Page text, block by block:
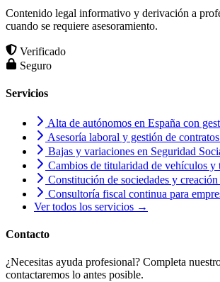
Contenido legal informativo y derivación a
cuando se requiere asesoramiento.
Verificado
Seguro
Servicios
Alta de autónomos en España con
Asesoría laboral y gestión de
Bajas y variaciones en Seguridad
Cambios de titularidad de vehículos
Constitución de sociedades y creación
Consultoría fiscal continua para
Ver todos los servicios →
Contacto
¿Necesitas ayuda profesional? Completa
contactaremos lo antes posible.